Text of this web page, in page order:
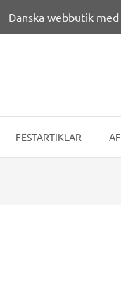
Danska webbutik
FESTARTIKLAR